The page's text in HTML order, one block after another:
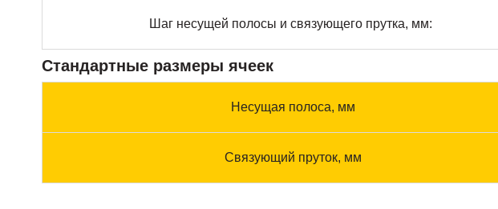
Шаг несущей полосы и связующего прутка, мм:
Стандартные размеры ячеек
Несущая полоса, мм
Связующий пруток, мм